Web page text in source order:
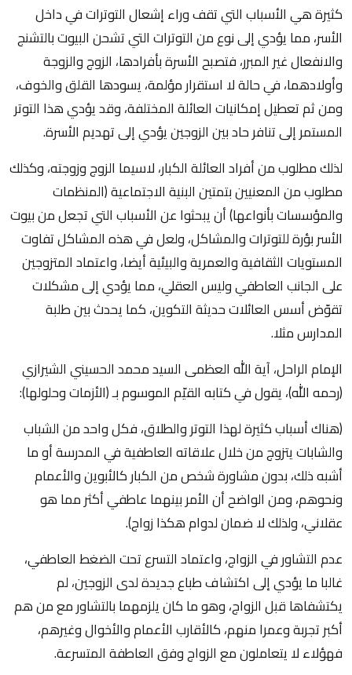
كثيرة هي الأسباب التي تقف وراء إشعال التوترات في داخل
الأسر، مما يؤدي إلى نوع من التوترات التي تشحن البيوت بالتشنج
والانفعال غير المبرر، فتصبح الأسرة بأفرادها، الزوج والزوجة
وأولادهما، في حالة لا استقرار مؤلمة، يسودها القلق والخوف،
ومن ثم تعطيل إمكانيات العائلة المختلفة، وقد يؤدي هذا التوتر
المستمر إلى تنافر حاد بين الزوجين يؤدي إلى تهديم الأسرة.
لذلك مطلوب من أفراد العائلة الكبار، لاسيما الزوج وزوجته، وكذلك
مطلوب من المعنيين بتمتين البنية الاجتماعية (المنظمات
والمؤسسات بأنواعها) أن يبحثوا عن الأسباب التي تجعل من بيوت
الأسر بؤرة للتوترات والمشاكل، ولعل في هذه المشاكل تفاوت
المستويات الثقافية والعمرية والبيئية أيضا، واعتماد المتزوجين
على الجانب العاطفي وليس العقلي، مما يؤدي إلى مشكلات
تقوّض أسس العائلات حديثة التكوين، كما يحدث بين طلبة
المدارس مثلا.
الإمام الراحل، آية الله العظمى السيد محمد الحسيني الشيرازي
(رحمه الله)، يقول في كتابه القيّم الموسوم بـ (الأزمات وحلولها):
(هناك أسباب كثيرة لهذا التوتر والطلاق، فكل واحد من الشباب
والشابات يتزوج من خلال علاقاته العاطفية في المدرسة أو ما
أشبه ذلك، بدون مشاورة شخص من الكبار كالأبوين والأعمام
ونحوهم، ومن الواضح أن الأمر بينهما عاطفي أكثر مما هو
عقلاني، ولذلك لا ضمان لدوام هكذا زواج).
عدم التشاور في الزواج، واعتماد التسرع تحت الضغط العاطفي،
غالبا ما يؤدي إلى اكتشاف طباع جديدة لدى الزوجين، لم
يكتشفاها قبل الزواج، وهو ما كان يلزمهما بالتشاور مع من هم
أكبر تجربة وعمرا منهم، كالأقارب الأعمام والأخوال وغيرهم،
فهؤلاء لا يتعاملون مع الزواج وفق العاطفة المتسرعة.